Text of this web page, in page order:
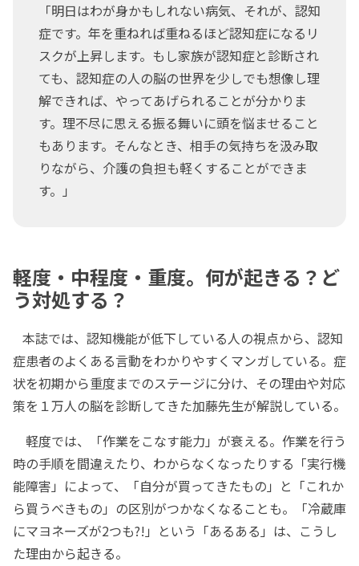
「明日はわが身かもしれない病気、それが、認知
症です。年を重ねれば重ねるほど認知症になるリ
スクが上昇します。もし家族が認知症と診断され
ても、認知症の人の脳の世界を少しでも想像し理
解できれば、やってあげられることが分かりま
す。理不尽に思える振る舞いに頭を悩ませること
もあります。そんなとき、相手の気持ちを汲み取
りながら、介護の負担も軽くすることができま
す。」
軽度・中程度・重度。何が起きる？ど
う対処する？
本誌では、認知機能が低下している人の視点から、認知
症患者のよくある言動をわかりやすくマンガしている。症
状を初期から重度までのステージに分け、その理由や対応
策を１万人の脳を診断してきた加藤先生が解説している。
軽度では、「作業をこなす能力」が衰える。作業を行う
時の手順を間違えたり、わからなくなったりする「実行機
能障害」によって、「自分が買ってきたもの」と「これか
ら買うべきもの」の区別がつかなくなることも。「冷蔵庫
にマヨネーズが2つも?!」という「あるある」は、こうし
た理由から起きる。